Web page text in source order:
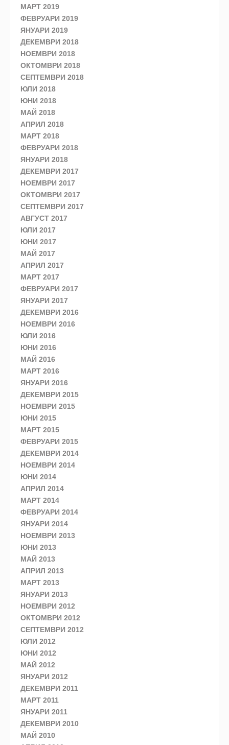
МАРТ 2019
ФЕВРУАРИ 2019
ЯНУАРИ 2019
ДЕКЕМВРИ 2018
НОЕМВРИ 2018
ОКТОМВРИ 2018
СЕПТЕМВРИ 2018
ЮЛИ 2018
ЮНИ 2018
МАЙ 2018
АПРИЛ 2018
МАРТ 2018
ФЕВРУАРИ 2018
ЯНУАРИ 2018
ДЕКЕМВРИ 2017
НОЕМВРИ 2017
ОКТОМВРИ 2017
СЕПТЕМВРИ 2017
АВГУСТ 2017
ЮЛИ 2017
ЮНИ 2017
МАЙ 2017
АПРИЛ 2017
МАРТ 2017
ФЕВРУАРИ 2017
ЯНУАРИ 2017
ДЕКЕМВРИ 2016
НОЕМВРИ 2016
ЮЛИ 2016
ЮНИ 2016
МАЙ 2016
МАРТ 2016
ЯНУАРИ 2016
ДЕКЕМВРИ 2015
НОЕМВРИ 2015
ЮНИ 2015
МАРТ 2015
ФЕВРУАРИ 2015
ДЕКЕМВРИ 2014
НОЕМВРИ 2014
ЮНИ 2014
АПРИЛ 2014
МАРТ 2014
ФЕВРУАРИ 2014
ЯНУАРИ 2014
НОЕМВРИ 2013
ЮНИ 2013
МАЙ 2013
АПРИЛ 2013
МАРТ 2013
ЯНУАРИ 2013
НОЕМВРИ 2012
ОКТОМВРИ 2012
СЕПТЕМВРИ 2012
ЮЛИ 2012
ЮНИ 2012
МАЙ 2012
ЯНУАРИ 2012
ДЕКЕМВРИ 2011
МАРТ 2011
ЯНУАРИ 2011
ДЕКЕМВРИ 2010
МАЙ 2010